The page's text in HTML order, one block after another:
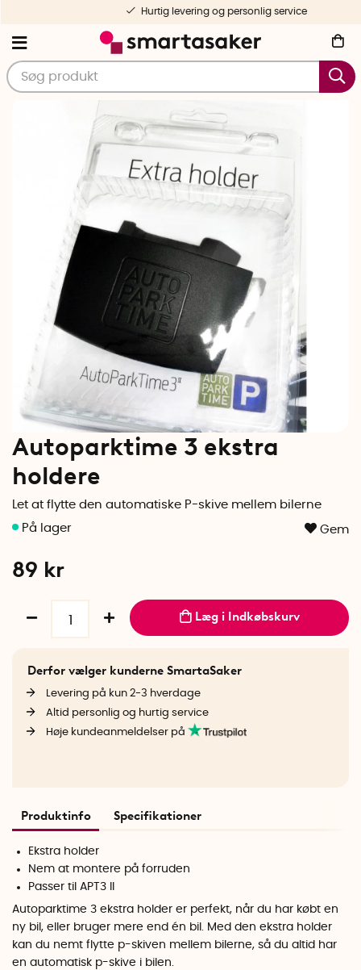
Hurtig levering og personlig service
Autoparktime 3 ekstra
holdere
Let at flytte den automatiske P-skive mellem bilerne
Gem
89 kr
Læg i Indkøbskurv
Derfor vælger kunderne SmartaSaker
Levering på kun 2-3 hverdage
Altid personlig og hurtig service
Høje kundeanmeldelser på
Produktinfo Specifikationer
Ekstra holder
Nem at montere på forruden
Passer til APT3 II
Autoparktime 3 ekstra holder er perfekt, når du har købt en
ny bil, eller bruger mere end én bil. Med den ekstra holder
kan du nemt flytte p-skiven mellem bilerne, så du altid har
en automatisk p-skive i bilen.